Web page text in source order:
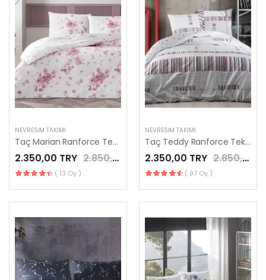
NEVRESIM TAKIMI
Taç Marian Ranforce Tek Kişilik Nevresim Takımı Pembe
2.350,00 TRY 2.850,00 TRY
( 13 Oy )
NEVRESIM TAKIMI
Taç Teddy Ranforce Tek Kişilik Nevresim Takımı Gri
2.350,00 TRY 2.850,00 TRY
( 97 Oy )